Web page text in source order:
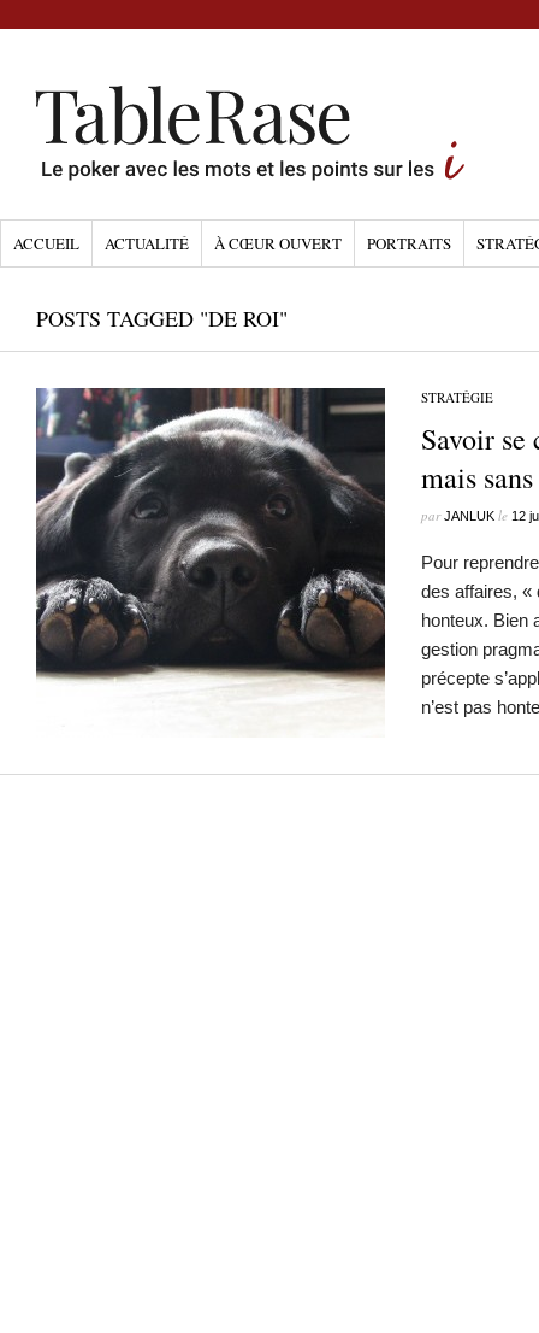
ACCUEIL ACTUALITÉ À CŒUR OUVERT PORTRAITS
POSTS TAGGED "DE ROI"
STRATÉGIE
Savoir
mais
parJANLUK le 12
Pour
des affaires, «
honteux. Bien
gestion
précepte
n’est pas